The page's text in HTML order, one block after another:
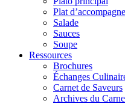
Plat
Salade
Sauces
Soupe
Ressources
Brochures
Échanges
Carnet de Saveurs
Archives du